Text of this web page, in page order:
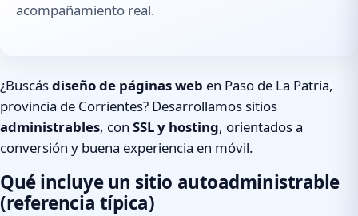
acompañamiento real.
¿Buscásdiseño de páginas web en Paso de La Patria,
provincia de Corrientes? Desarrollamos sitios
administrables, con SSL y hosting, orientados a
conversión y buena experiencia en móvil.
Qué incluye un sitio autoadministrable
(referencia típica)